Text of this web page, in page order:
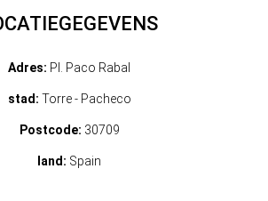
Adres: Pl. Paco Rabal
stad: Torre - Pacheco
Postcode: 30709
land: Spain